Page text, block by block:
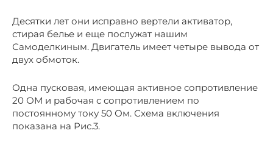
Десятки лет они исправно вертели активатор,
стирая белье и еще послужат нашим
Самоделкиным. Двигатель имеет четыре вывода от
двух обмоток.
Одна пусковая, имеющая активное сопротивление
20 ОМ и рабочая с сопротивлением по
постоянному току 50 Ом. Схема включения
показана на Рис.3.